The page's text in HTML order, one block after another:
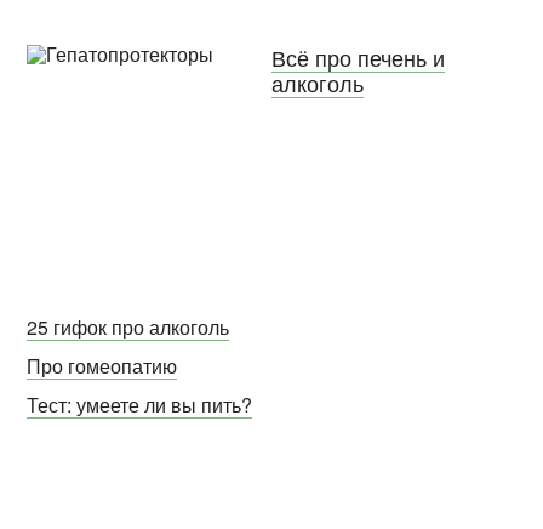
Всё про печень и
алкоголь
25 гифок про алкоголь
Про гомеопатию
Тест: умеете ли вы пить?